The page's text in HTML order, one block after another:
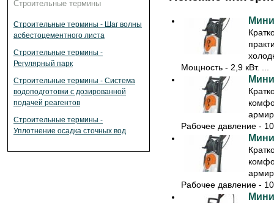
Строительные термины
Строительные термины - Шаг волны
асбестоцементного листа
Строительные термины -
Регулярный парк
Строительные термины - Система
водоподготовки с дозированной
подачей реагентов
Строительные термины -
Уплотнение осадка сточных вод
Мощность - 2,9 кВт. ...
Рабочее давление -
Рабочее давление -